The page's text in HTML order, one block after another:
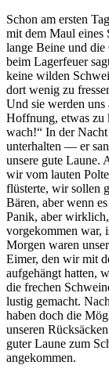
Schon am ersten
mit dem Maul eines
lange Beine und
beim Lagerfeuer
keine wilden
dort wenig zu
Und sie werden uns
Hoffnung, etwas zu
wach!
In der
unterhalten — er
unsere gute Laune.
wir vom lauten
flüsterte, wir sollen
Bären, aber wenn
Panik, aber
vorgekommen war,
Morgen waren
Eimer, den wir mit
aufgehängt hatten,
die frechen
lustig gemacht.
haben doch die
unseren
guter Laune zum
angekommen.